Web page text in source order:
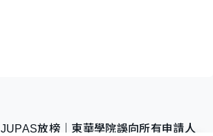
JUPAS放榜｜東華學院誤向所有申請人